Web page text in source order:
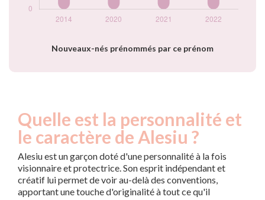
Nouveaux-nés prénommés par ce prénom
Quelle est la personnalité et
le caractère de Alesiu ?
Alesiu est un garçon doté d'une personnalité à la fois
visionnaire et protectrice. Son esprit indépendant et
créatif lui permet de voir au-delà des conventions,
apportant une touche d'originalité à tout ce qu'il